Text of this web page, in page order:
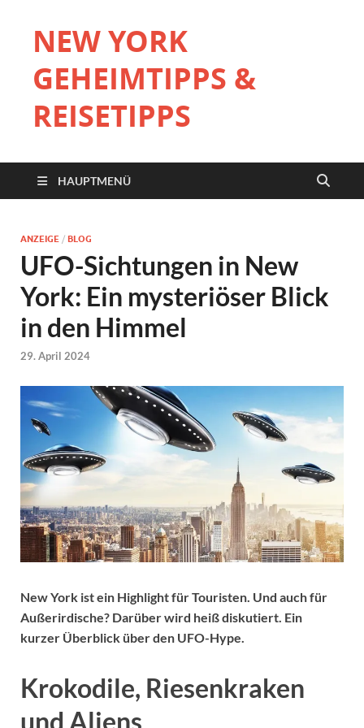
NEW YORK
GEHEIMTIPPS &
REISETIPPS
HAUPTMENÜ
ANZEIGE / BLOG
UFO-Sichtungen in New
York: Ein mysteriöser Blick
in den Himmel
29. April 2024
New York ist ein Highlight für Touristen. Und auch für
Außerirdische? Darüber wird heiß diskutiert. Ein
kurzer Überblick über den UFO-Hype.
Krokodile, Riesenkraken
und Aliens